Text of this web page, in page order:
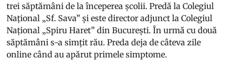
trei săptămâni de la începerea școlii. Predă la Colegiul
Național „Sf. Sava” și este director adjunct la Colegiul
Național „Spiru Haret” din București. În urmă cu două
săptămâni s-a simțit rău. Preda deja de câteva zile
online când au apărut primele simptome.